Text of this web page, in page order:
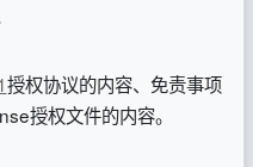
授权协议的内容、免责事项
授权文件的内容。